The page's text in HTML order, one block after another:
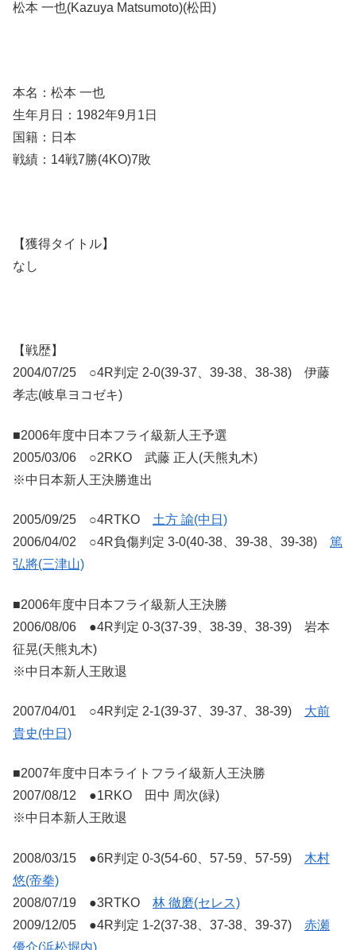
松本 一也(Kazuya Matsumoto)(松田)
本名：松本 一也
生年月日：1982年9月1日
国籍：日本
戦績：14戦7勝(4KO)7敗
【獲得タイトル】
なし
【戦歴】
2004/07/25 ○4R判定 2-0(39-37、39-38、38-38) 伊藤
孝志(岐阜ヨコゼキ)
■2006年度中日本フライ級新人王予選
2005/03/06 ○2RKO 武藤 正人(天熊丸木)
※中日本新人王決勝進出
2005/09/25 ○4RTKO 土方 諭(中日)
2006/04/02 ○4R負傷判定 3-0(40-38、39-38、39-38) 篤
弘將(三津山)
■2006年度中日本フライ級新人王決勝
2006/08/06 ●4R判定 0-3(37-39、38-39、38-39) 岩本
征晃(天熊丸木)
※中日本新人王敗退
2007/04/01 ○4R判定 2-1(39-37、39-37、38-39) 大前
貴史(中日)
■2007年度中日本ライトフライ級新人王決勝
2007/08/12 ●1RKO 田中 周次(緑)
※中日本新人王敗退
2008/03/15 ●6R判定 0-3(54-60、57-59、57-59) 木村
悠(帝拳)
2008/07/19 ●3RTKO 林 徹磨(セレス)
2009/12/05 ●4R判定 1-2(37-38、37-38、39-37) 赤瀬
優介(浜松堀内)